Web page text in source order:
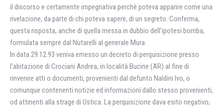
il discorso e certamente impegnativa perchè poteva apparire come una
rivelazione, da parte di chi poteva sapere, di un segreto. Conferma,
questa risposta, anche di quella messa in dubbio dell’ipotesi bomba,
formulata sempre dal Nutarelli al generale Mura.
In data 29.12.93 veniva emesso un decreto di perquisizione presso
l’abitazione di Crociani Andrea, in località Bucine (AR) al fine di
rinvenire atti o documenti, provenienti dal defunto Naldini Ivo, o
comunque contenenti notizie ed informazioni dallo stesso provenienti,
od attinenti alla strage di Ustica. La perquisizione dava esito negativo;